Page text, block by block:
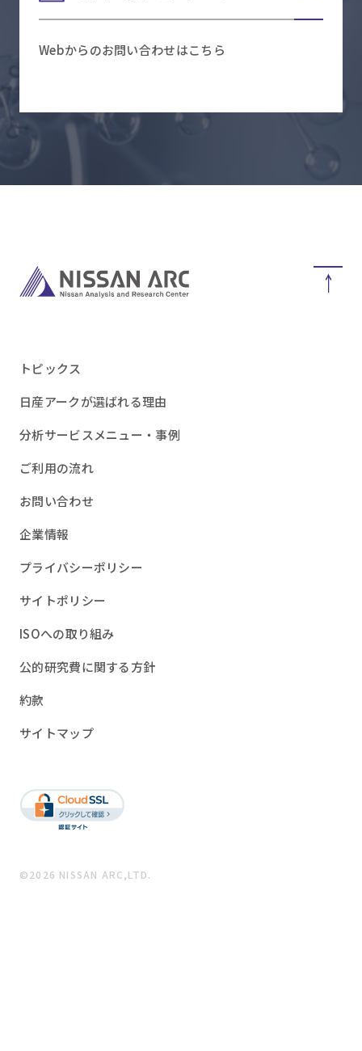
Webからのお問い合わせはこちら
トピックス
日産アークが選ばれる理由
分析サービスメニュー・事例
ご利用の流れ
お問い合わせ
企業情報
プライバシーポリシー
サイトポリシー
ISOへの取り組み
公的研究費に関する方針
約款
サイトマップ
©2026 NISSAN ARC,LTD.